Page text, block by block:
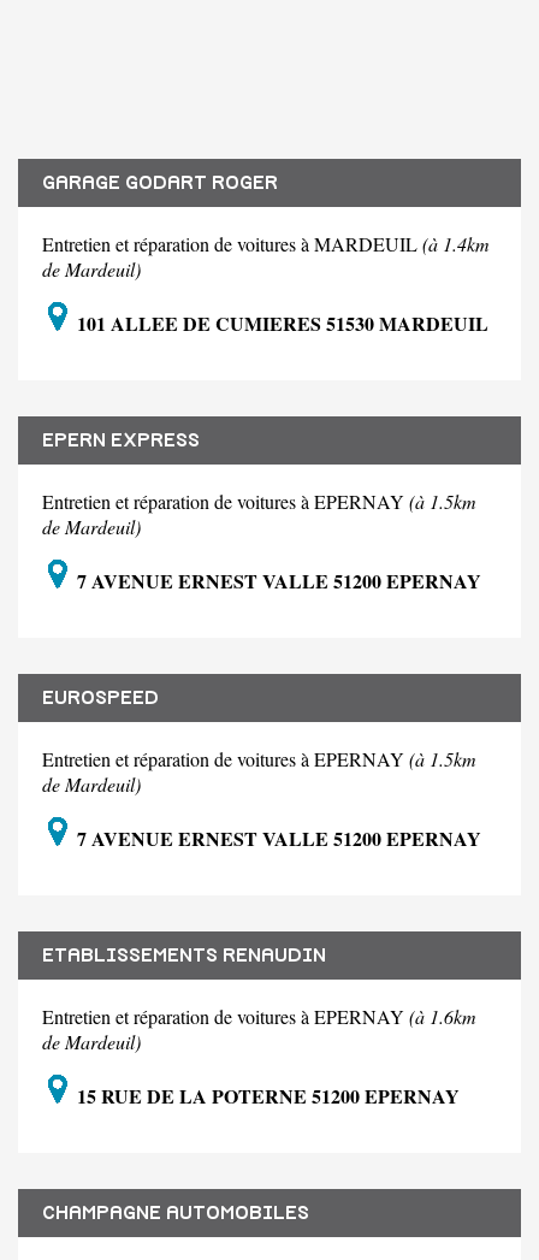
GARAGE GODART ROGER
Entretien et réparation de voitures à MARDEUIL(à 1.4km
de Mardeuil)
101 ALLEE DE CUMIERES 51530 MARDEUIL
EPERN EXPRESS
Entretien et réparation de voitures à EPERNAY (à 1.5km
de Mardeuil)
7 AVENUE ERNEST VALLE 51200 EPERNAY
EUROSPEED
Entretien et réparation de voitures à EPERNAY (à 1.5km
de Mardeuil)
7 AVENUE ERNEST VALLE 51200 EPERNAY
ETABLISSEMENTS RENAUDIN
Entretien et réparation de voitures à EPERNAY (à 1.6km
de Mardeuil)
15 RUE DE LA POTERNE 51200 EPERNAY
CHAMPAGNE AUTOMOBILES